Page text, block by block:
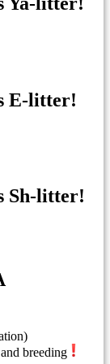
E-litter!
Sh-litter!
breeding